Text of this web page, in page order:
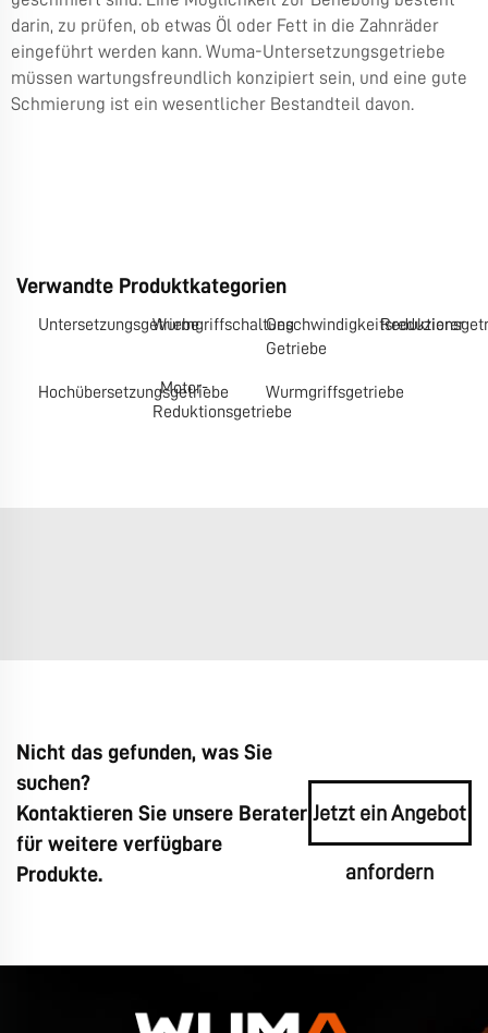
darin, zu prüfen, ob etwas Öl oder Fett in die Zahnräder
eingeführt werden kann. Wuma-Untersetzungsgetriebe
müssen wartungsfreundlich konzipiert sein, und eine gute
Schmierung ist ein wesentlicher Bestandteil davon.
Verwandte Produktkategorien
UntersetzungsgetriebeWurmgriffschaltungGeschwindigkeitsreduzierer
Getriebe
Hochübersetzungsgetriebe
Motor-
Reduktionsgetriebe
Wurmgriffsgetriebe
Nicht das gefunden, was Sie
suchen?
Kontaktieren Sie unsere Berater
für weitere verfügbare
Produkte.
Jetzt ein Angebot
anfordern